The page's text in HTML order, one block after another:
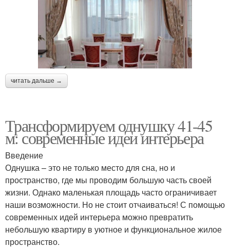
читать дальше →
Трансформируем однушку 41-45
м: современные идеи интерьера
Введение
Однушка – это не только место для сна, но и
пространство, где мы проводим большую часть своей
жизни. Однако маленькая площадь часто ограничивает
наши возможности. Но не стоит отчаиваться! С помощью
современных идей интерьера можно превратить
небольшую квартиру в уютное и функциональное жилое
пространство.